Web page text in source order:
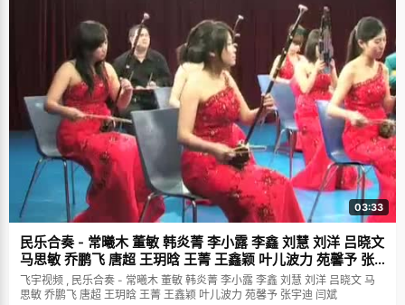
03:33
民乐合奏 - 常曦木 董敏 韩炎菁 李小露 李鑫 刘慧 刘洋 吕晓文
马思敏 乔鹏飞 唐超 王玥晗 王菁 王鑫颖 叶儿波力 苑馨予 张
宇迪
飞宇视频 , 民乐合奏 - 常曦木 董敏 韩炎菁 李小露 李鑫 刘慧 刘洋 吕晓文 马
思敏 乔鹏飞 唐超 王玥晗 王菁 王鑫颖 叶儿波力 苑馨予 张宇迪 闫斌